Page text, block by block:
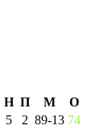
Н П М
О
5 2 89-13 74